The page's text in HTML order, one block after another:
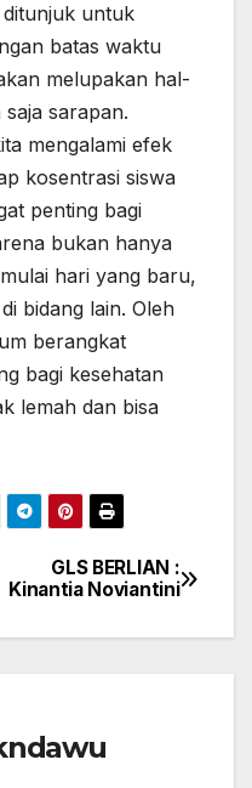
untuk
batas waktu
melupakan hal-
sarapan.
mengalami efek
kosentrasi siswa
penting bagi
bukan hanya
hari yang baru,
bidang lain. Oleh
berangkat
bagi kesehatan
lemah dan bisa
GLS BERLIAN :
Kinantia Noviantini